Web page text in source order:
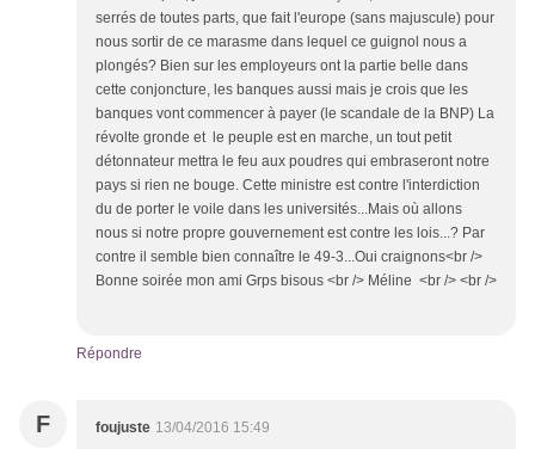
serrés de toutes parts, que fait l'europe (sans majuscule) pour
nous sortir de ce marasme dans lequel ce guignol nous a
plongés? Bien sur les employeurs ont la partie belle dans
cette conjoncture, les banques aussi mais je crois que les
banques vont commencer à payer (le scandale de la BNP) La
révolte gronde et le peuple est en marche, un tout petit
détonnateur mettra le feu aux poudres qui embraseront notre
pays si rien ne bouge. Cette ministre est contre l'interdiction
du de porter le voile dans les universités...Mais où allons
nous si notre propre gouvernement est contre les lois...? Par
contre il semble bien connaître le 49-3...Oui craignons<br />
Bonne soirée mon ami Grps bisous <br /> Méline <br /> <br />
Répondre
F foujuste 13/04/2016 15:49